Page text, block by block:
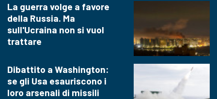
La guerra volge a favore
della Russia. Ma
sull'Ucraina non si vuol
trattare
Dibattito a Washington:
se gli Usa esauriscono i
loro arsenali di missili